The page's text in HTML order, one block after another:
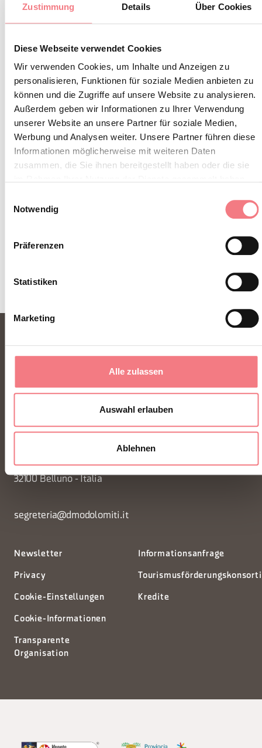
Zustimmung Details Über Cookies
Diese Webseite verwendet Cookies
Wir verwenden Cookies, um Inhalte und Anzeigen zu
personalisieren, Funktionen für soziale Medien anbieten zu
können und die Zugriffe auf unsere Website zu analysieren.
Außerdem geben wir Informationen zu Ihrer Verwendung
unserer Website an unsere Partner für soziale Medien,
Werbung und Analysen weiter. Unsere Partner führen diese
Informationen möglicherweise mit weiteren Daten
zusammen, die Sie ihnen bereitgestellt haben oder die sie
Notwendig
Präferenzen
Statistiken
Marketing
Alle zulassen
Auswahl erlauben
Ablehnen
INFOS UND KONTAKTE DES VERANSTALTERS
(0039) 0439 199 5344
info@dolomitihub.it
http://dolomitihub.it
So erreichen Sie uns
FONDAZIONE DMO DOLOMITI BELLUNESI
32100 Belluno - Italia
segreteria@dmodolomiti.it
Newsletter
Privacy
Cookie-Einstellungen
Cookie-Informationen
Transparente
Organisation
Informationsanfrage
Kredite